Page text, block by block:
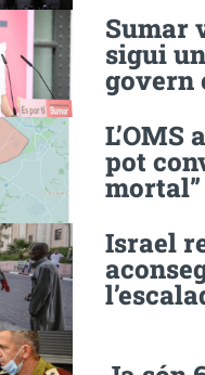
Sumar
sigui
govern
L’OMS
pot
mortal”
Israel